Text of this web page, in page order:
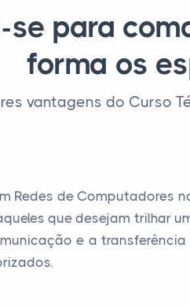
se para
forma os
vantagens do Curso
Redes de Computadores
que desejam trilhar
e a